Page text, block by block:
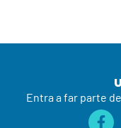
Entra a far parte